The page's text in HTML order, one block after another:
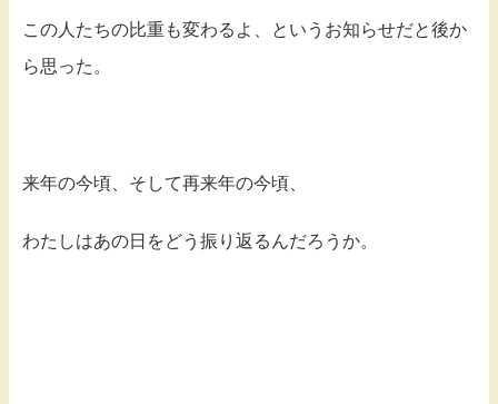
この人たちの比重も変わるよ、というお知らせだと後か
ら思った。
来年の今頃、そして再来年の今頃、
わたしはあの日をどう振り返るんだろうか。